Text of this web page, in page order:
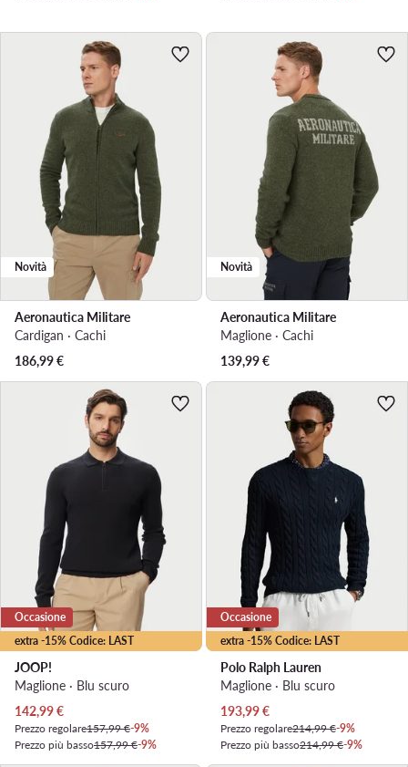
Novità
Aeronautica Militare
Cardigan · Cachi
186,99€
Novità
Aeronautica Militare
Maglione · Cachi
139,99€
extra -15% Codice: LAST
Occasione
JOOP!
Maglione · Blu scuro
Prezzo attuale
142,99€
Prezzo regolare157,99 €-9%
Prezzo più basso157,99 €-9%
extra -15% Codice: LAST
Occasione
Polo Ralph Lauren
Maglione · Blu scuro
Prezzo attuale
193,99€
Prezzo regolare214,99 €-9%
Prezzo più basso214,99 €-9%